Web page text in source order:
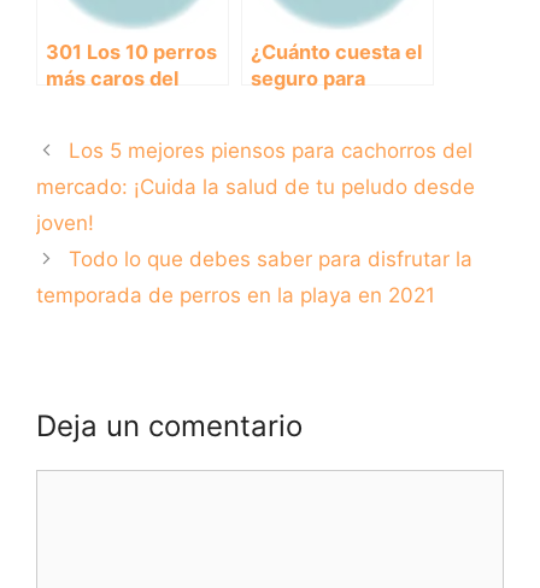
301 Los 10 perros
más caros del
pagar por tu mejor
amigo?
¿Cuánto cuesta el
seguro para
Los 5 mejores piensos para cachorros del
mercado: ¡Cuida la salud de tu peludo desde
joven!
Todo lo que debes saber para disfrutar la
temporada de perros en la playa en 2021
Deja un comentario